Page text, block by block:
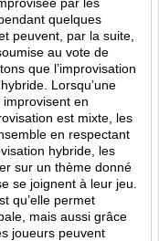
quelques
peuvent, par la suite,
au vote de
que l’improvisation
Lorsqu’une
en
est mixte, les
en respectant
hybride, les
sur un thème donné
se joignent à leur jeu.
qu’elle permet
mais aussi grâce
joueurs peuvent